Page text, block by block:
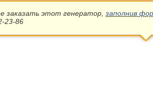
заказать этот генератор, заполнив
23-86